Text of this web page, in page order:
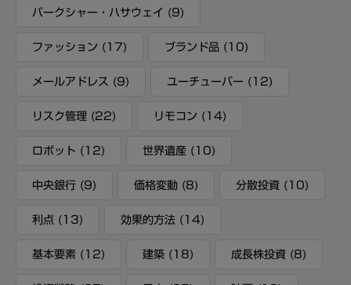
バークシャー・ハサウェイ (9)
ファッション (17) ブランド品 (10)
メールアドレス (9) ユーチューバー (12)
リスク管理 (22) リモコン (14)
ロボット (12) 世界遺産 (10)
中央銀行 (9) 価格変動 (8) 分散投資 (10)
利点 (13) 効果的方法 (14)
基本要素 (12) 建築 (18) 成長株投資 (8)